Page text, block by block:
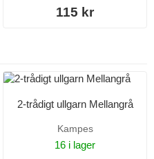
115 kr
2-trådigt ullgarn Mellangrå
Kampes
16 i lager